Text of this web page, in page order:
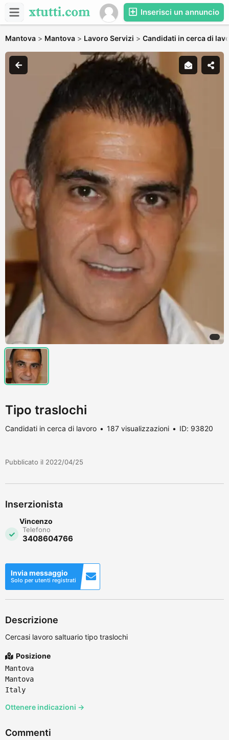
Inserisci un annuncio
Mantova > Mantova > Lavoro Servizi > Candidati in cerca di
Tipo traslochi
Candidati in cerca di lavoro 187 visualizzazioni ID: 93820
Pubblicato il 2022/04/25
Inserzionista
Vincenzo
Telefono
3408604766
Invia messaggio
Solo per utenti registrati
Descrizione
Cercasi lavoro saltuario tipo traslochi
Posizione
Mantova
Mantova
Italy
Ottenere indicazioni →
Commenti